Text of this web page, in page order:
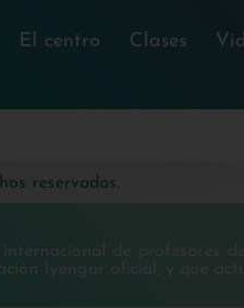
El centro Clases
reservados.
de profesores
Iyengar oficial, y que